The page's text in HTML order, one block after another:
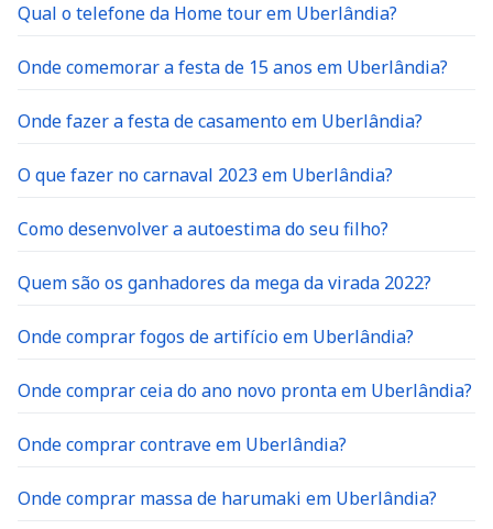
Qual o telefone da Home tour em Uberlândia?
Onde comemorar a festa de 15 anos em Uberlândia?
Onde fazer a festa de casamento em Uberlândia?
O que fazer no carnaval 2023 em Uberlândia?
Como desenvolver a autoestima do seu filho?
Quem são os ganhadores da mega da virada 2022?
Onde comprar fogos de artifício em Uberlândia?
Onde comprar ceia do ano novo pronta em Uberlândia?
Onde comprar contrave em Uberlândia?
Onde comprar massa de harumaki em Uberlândia?